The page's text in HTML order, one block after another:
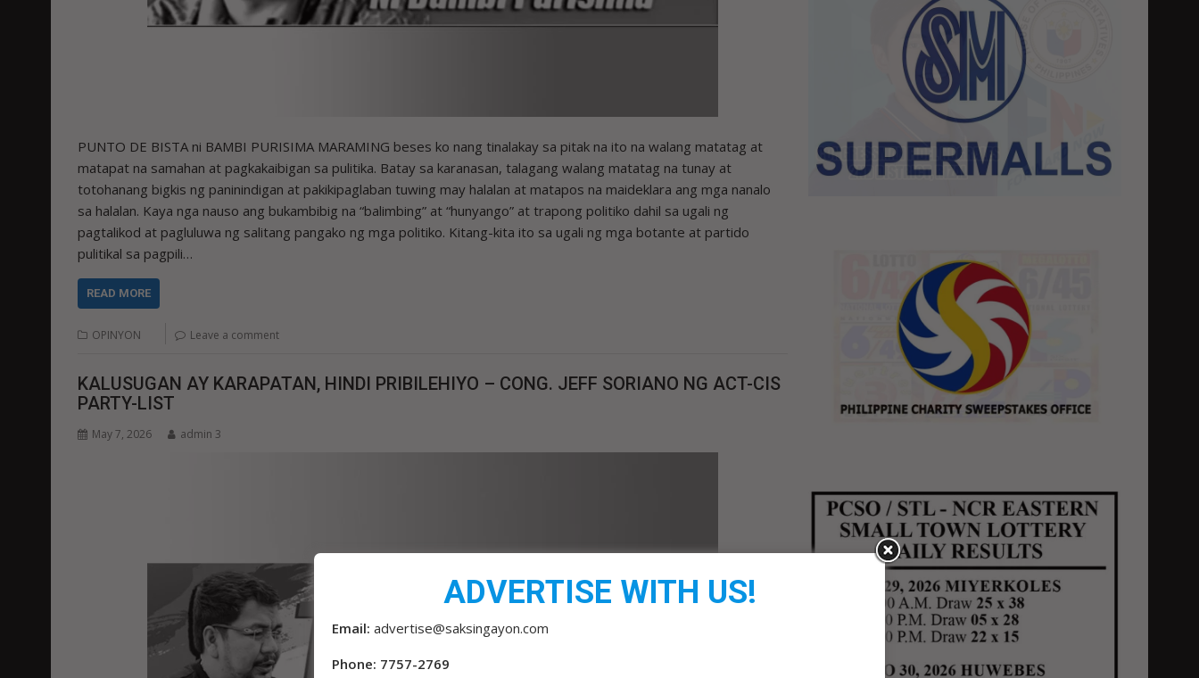
PUNTO DE BISTA ni BAMBI PURISIMA MARAMING beses ko nang tinalakay sa pitak na ito na walang matatag at
matapat na samahan at pagkakaibigan sa pulitika. Batay sa karanasan, talagang walang matatag na tunay at
totohanang bigkis ng paninindigan at pakikipaglaban tuwing may halalan at matapos na maideklara ang mga nanalo
sa halalan. Kaya nga nauso ang bukambibig na “balimbing” at “hunyango” at trapong politiko dahil sa ugali ng
pagtalikod at pagluluwa ng salitang pangako ng mga politiko. Kitang-kita ito sa ugali ng mga botante at partido
pulitikal sa pagpili…
READ MORE
OPINYON Leave a comment
KALUSUGAN AY KARAPATAN, HINDI PRIBILEHIYO – CONG. JEFF SORIANO NG ACT-CIS
PARTY-LIST
May 7, 2026 admin 3
ADVERTISE WITH US!
Email: advertise@saksingayon.com
Phone: 7757-2769